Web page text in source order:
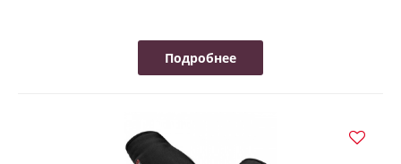
Подробнее